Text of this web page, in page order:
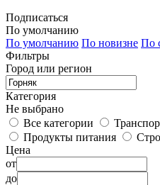
Подписаться
По умолчанию
По умолчанию По новизне По
Фильтры
Город или регион
Категория
Не выбрано
Все категории
Продукты питания
Цена
от
до